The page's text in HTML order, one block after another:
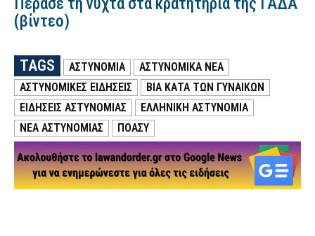
Πέρασε τη νύχτα στα κρατητήρια της ΓΑΔΑ
(βίντεο)
TAGS ΑΣΤΥΝΟΜΙΑ
ΑΣΤΥΝΟΜΙΚΑ ΝΕΑ
ΑΣΤΥΝΟΜΙΚΕΣ ΕΙΔΗΣΕΙΣ
ΒΙΑ ΚΑΤΑ ΤΩΝ ΓΥΝΑΙΚΩΝ
ΕΙΔΗΣΕΙΣ ΑΣΤΥΝΟΜΙΑΣ
ΕΛΛΗΝΙΚΗ ΑΣΤΥΝΟΜΙΑ
ΝΕΑ ΑΣΤΥΝΟΜΙΑΣ
ΠΟΑΣΥ